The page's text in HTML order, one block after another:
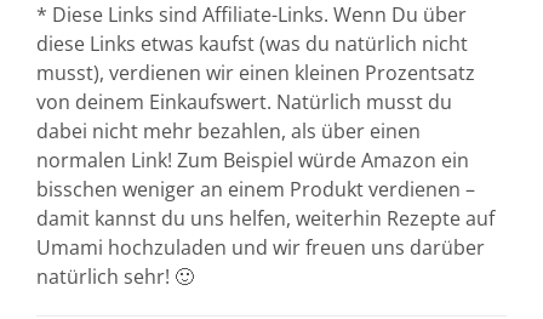
* Diese Links sind Affiliate-Links. Wenn Du über
diese Links etwas kaufst (was du natürlich nicht
musst), verdienen wir einen kleinen Prozentsatz
von deinem Einkaufswert. Natürlich musst du
dabei nicht mehr bezahlen, als über einen
normalen Link! Zum Beispiel würde Amazon ein
bisschen weniger an einem Produkt verdienen –
damit kannst du uns helfen, weiterhin Rezepte auf
Umami hochzuladen und wir freuen uns darüber
natürlich sehr! 🙂